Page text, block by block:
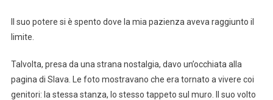
Il suo potere si è spento dove la mia pazienza aveva raggiunto il
limite.
Talvolta, presa da una strana nostalgia, davo un’occhiata alla
pagina di Slava. Le foto mostravano che era tornato a vivere coi
genitori: la stessa stanza, lo stesso tappeto sul muro. Il suo volto